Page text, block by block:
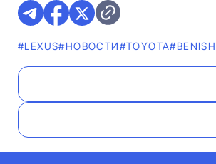
#LEXUS#НОВОСТИ#TOYOTA